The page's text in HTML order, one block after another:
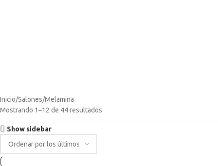
Inicio Salones Melamina
Mostrando 1–12 de 44 resultados
Show sidebar